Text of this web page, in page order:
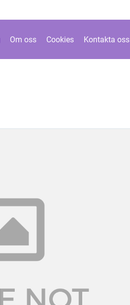
Om oss Cookies Kontakta oss